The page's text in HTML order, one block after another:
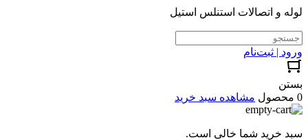
لوله و اتصالات استنلس استیل
ورود | ثبت‌نام
بستن
0 محصول
مشاهده سبد خرید
سبد خرید شما خالی است.